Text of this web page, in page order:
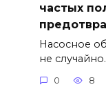
частых
Насосное
не случайно.
0 8